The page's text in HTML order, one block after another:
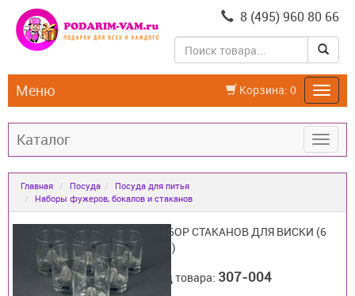
8 (495) 960 80 66
Корзина: 0
Меню
Каталог
Главная Посуда
Посуда для питья
Наборы фужеров, бокалов и стаканов
НАБОР СТАКАНОВ ДЛЯ ВИСКИ (6
ШТ.)
Код товара: 307-004